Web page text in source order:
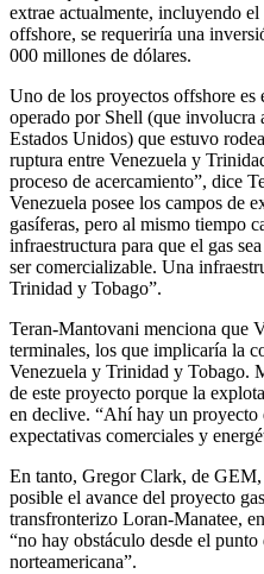
extrae actualmente, incluyendo
offshore, se requeriría una
000 millones de dólares.
Uno de los proyectos offshore es
operado por Shell (que involucra
Estados Unidos) que estuvo
ruptura entre Venezuela y
proceso de acercamiento”, dice
Venezuela posee los campos de
gasíferas, pero al mismo tiempo
infraestructura para que el gas
ser comercializable. Una
Trinidad y Tobago”.
Teran-Mantovani menciona que
terminales, los que implicaría la
Venezuela y Trinidad y Tobago.
de este proyecto porque la
en declive. “Ahí hay un proyecto
expectativas comerciales y
En tanto, Gregor Clark, de
posible el avance del proyecto
transfronterizo Loran-Manatee,
“no hay obstáculo desde el
norteamericana”.